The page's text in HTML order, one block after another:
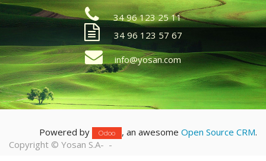
34 96 123 25 11
34 96 123 57 67
info@yosan.com
Powered by Odoo , an awesome Open Source CRM.
Copyright © Yosan S.A- -